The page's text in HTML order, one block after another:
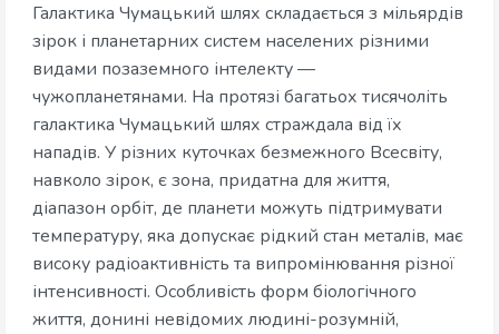
Галактика Чумацький шлях складається з мільярдів
зірок і планетарних систем населених різними
видами позаземного інтелекту —
чужопланетянами. На протязі багатьох тисячоліть
галактика Чумацький шлях страждала від їх
нападів. У різних куточках безмежного Всесвіту,
навколо зірок, є зона, придатна для життя,
діапазон орбіт, де планети можуть підтримувати
температуру, яка допускає рідкий стан металів, має
високу радіоактивність та випромінювання різної
інтенсивності. Особливість форм біологічного
життя, донині невідомих людині-розумній,